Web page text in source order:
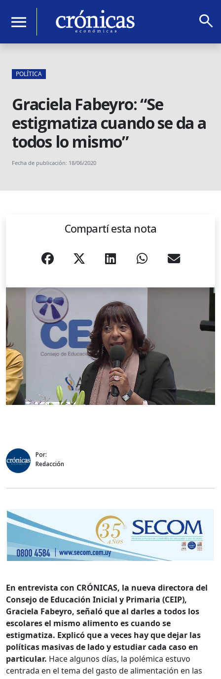
menu search
POLÍTICA
Graciela Fabeyro: “Se
estigmatiza cuando se da a
todos lo mismo”
Fecha de publicación: 18/06/2020
Compartí esta nota
Por:
Redacción
En entrevista con CRÓNICAS, la nueva directora del
Consejo de Educación Inicial y Primaria (CEIP),
Graciela Fabeyro, señaló que al darles a todos los
escolares el mismo alimento es cuando se
estigmatiza. Explicó que a veces hay que dejar las
políticas masivas de lado y estudiar cada caso en
particular. Hace algunos días, la polémica estuvo
centrada en el tema del gasto de alimentación en las